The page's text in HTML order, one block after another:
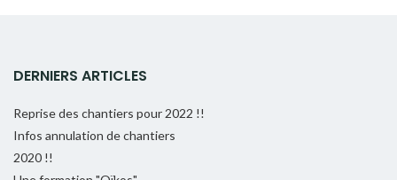
DERNIERS ARTICLES
Reprise des chantiers pour 2022 !!
Infos annulation de chantiers
2020 !!